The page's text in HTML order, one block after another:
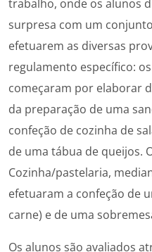
trabalho, onde os alunos
surpresa com um
efetuarem as diversas
regulamento específico:
começaram por elaborar
da preparação de uma
confeção de cozinha de
de uma tábua de queijos.
Cozinha/pastelaria,
efetuaram a confeção de
carne) e de uma
Os alunos são avaliados